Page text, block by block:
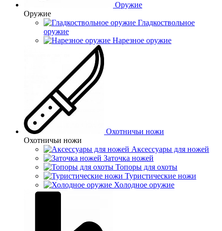
Оружие
Оружие
Гладкоствольное
оружие
Нарезное оружие
Охотничьи ножи
Охотничьи ножи
Аксессуары для ножей
Заточка ножей
Топоры для охоты
Туристические ножи
Холодное оружие